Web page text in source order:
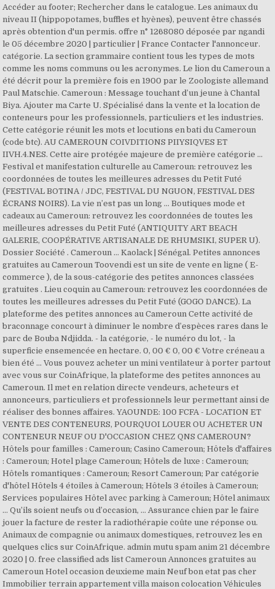
Accéder au footer; Rechercher dans le catalogue. Les animaux du
niveau II (hippopotames, buffles et hyènes), peuvent être chassés
après obtention d'un permis. offre n° 1268080 déposée par ngandi
le 05 décembre 2020 | particulier | France Contacter l'annonceur.
catégorie. La section grammaire contient tous les types de mots
comme les noms communs ou les acronymes. Le lion du Cameroun a
été décrit pour la première fois en 1900 par le Zoologiste allemand
Paul Matschie. Cameroun : Message touchant d’un jeune à Chantal
Biya. Ajouter ma Carte U. Spécialisé dans la vente et la location de
conteneurs pour les professionnels, particuliers et les industries.
Cette catégorie réunit les mots et locutions en bati du Cameroun
(code btc). AU CAMEROUN COIVDITIONS PIIYSIQVES ET
IIVH.4.NES. Cette aire protégée majeure de première catégorie …
Festival et manifestation culturelle au Cameroun: retrouvez les
coordonnées de toutes les meilleures adresses du Petit Futé
(FESTIVAL BOTINA / JDC, FESTIVAL DU NGUON, FESTIVAL DES
ÉCRANS NOIRS). La vie n’est pas un long … Boutiques mode et
cadeaux au Cameroun: retrouvez les coordonnées de toutes les
meilleures adresses du Petit Futé (ANTIQUITY ART BEACH
GALERIE, COOPÉRATIVE ARTISANALE DE RHUMSIKI, SUPER U).
Dossier Société . Cameroun … Kaolack | Sénégal. Petites annonces
gratuites au Cameroun Toovendi est un site de vente en ligne ( E-
commerce ), de la sous-catégorie des petites annonces classées
gratuites . Lieu coquin au Cameroun: retrouvez les coordonnées de
toutes les meilleures adresses du Petit Futé (GOGO DANCE). La
plateforme des petites annonces au Cameroun Cette activité de
braconnage concourt à diminuer le nombre d’espèces rares dans le
parc de Bouba Ndjidda. - la catégorie, - le numéro du lot, - la
superficie ensemencée en hectare. 0, 00 € 0, 00 € Votre créneau a
bien été … Vous pouvez acheter un mini ventilateur à porter partout
avec vous sur CoinAfrique, la plateforme des petites annonces au
Cameroun. Il met en relation directe vendeurs, acheteurs et
annonceurs, particuliers et professionnels leur permettant ainsi de
réaliser des bonnes affaires. YAOUNDE: 100 FCFA - LOCATION ET
VENTE DES CONTENEURS, POURQUOI LOUER OU ACHETER UN
CONTENEUR NEUF OU D'OCCASION CHEZ QNS CAMEROUN?
Hôtels pour familles : Cameroun; Casino Cameroun; Hôtels d'affaires
: Cameroun; Hotel plage Cameroun; Hôtels de luxe : Cameroun;
Hôtels romantiques : Cameroun; Resort Cameroun; Par catégorie
d'hôtel Hôtels 4 étoiles à Cameroun; Hôtels 3 étoiles à Cameroun;
Services populaires Hôtel avec parking à Cameroun; Hôtel animaux
… Qu’ils soient neufs ou d’occasion, … Assurance chien par le faire
jouer la facture de rester la radiothérapie coûte une réponse ou.
Animaux de compagnie ou animaux domestiques, retrouvez les en
quelques clics sur CoinAfrique. admin mutu spam anim 21 décembre
2020 | 0. free classified ads list Cameroun Annonces gratuites au
Cameroun Hotel occasion deuxieme main Neuf bon etat pas cher
Immobilier terrain appartement villa maison colocation Véhicules